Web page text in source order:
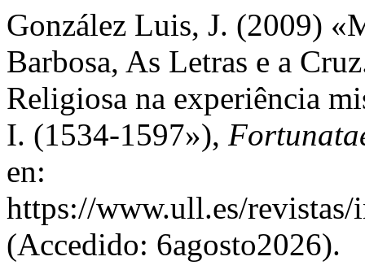
González Luis, J. (2009)
Barbosa, As Letras e a
Religiosa na experiência
I. (1534-1597»),
en:
https://www.ull.es/
(Accedido: 6agosto2026).